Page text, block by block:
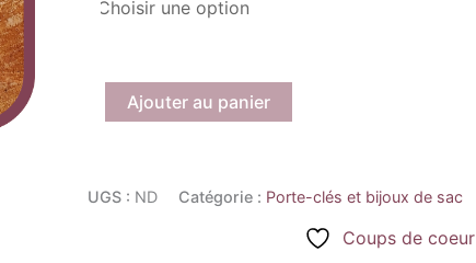
Ajouter au panier
UGS : ND Catégorie : Porte-clés et bijoux de sac
Coups de coeur